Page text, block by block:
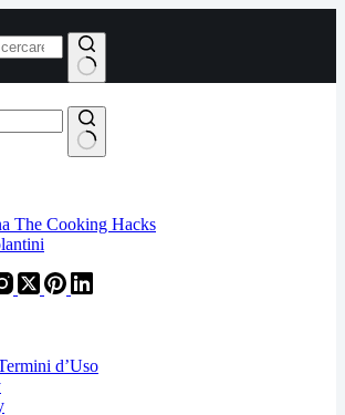
The Cooking Hacks
d’Uso